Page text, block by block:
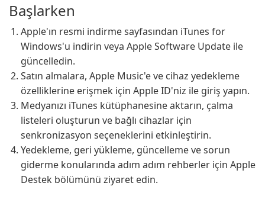
Başlarken
Apple'ın resmi indirme sayfasından iTunes for
Windows'u indirin veya Apple Software Update ile
güncelledin.
Satın almalara, Apple Music'e ve cihaz yedekleme
özelliklerine erişmek için Apple ID'niz ile giriş yapın.
Medyanızı iTunes kütüphanesine aktarın, çalma
listeleri oluşturun ve bağlı cihazlar için
senkronizasyon seçeneklerini etkinleştirin.
Yedekleme, geri yükleme, güncelleme ve sorun
giderme konularında adım adım rehberler için Apple
Destek bölümünü ziyaret edin.